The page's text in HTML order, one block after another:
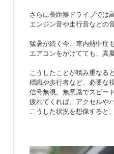
さらに長距離ドライブでは
エンジン音や走行音などの
猛暑が続く今、車内熱中症
エアコンをかけてても、真
こうしたことが積み重なる
標識や歩行者など、必要な
信号無視。無意識でスピー
疲れてくれば、アクセルや
こうした状況を想像すると